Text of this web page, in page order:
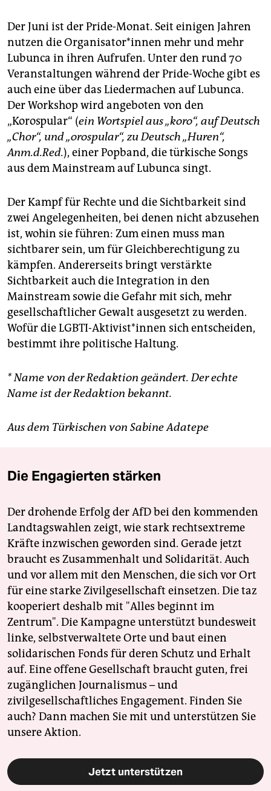
Der Juni ist der Pride-Monat. Seit einigen Jahren
nutzen die Organisator*innen mehr und mehr
Lubunca in ihren Aufrufen. Unter den rund 70
Veranstaltungen während der Pride-Woche gibt es
auch eine über das Liedermachen auf Lubunca.
Der Workshop wird angeboten von den
„Korospular“ (ein Wortspiel aus „koro“, auf Deutsch
„Chor“, und „orospular“, zu Deutsch „Huren“,
Anm.d.Red.), einer Popband, die türkische Songs
aus dem Mainstream auf Lubunca singt.
Der Kampf für Rechte und die Sichtbarkeit sind
zwei Angelegenheiten, bei denen nicht abzusehen
ist, wohin sie führen: Zum einen muss man
sichtbarer sein, um für Gleichberechtigung zu
kämpfen. Andererseits bringt verstärkte
Sichtbarkeit auch die Integration in den
Mainstream sowie die Gefahr mit sich, mehr
gesellschaftlicher Gewalt ausgesetzt zu werden.
Wofür die LGBTI-Aktivist*innen sich entscheiden,
bestimmt ihre politische Haltung.
* Name von der Redaktion geändert. Der echte
Name ist der Redaktion bekannt.
Aus dem Türkischen von Sabine Adatepe
Die Engagierten stärken
Der drohende Erfolg der AfD bei den kommenden
Landtagswahlen zeigt, wie stark rechtsextreme
Kräfte inzwischen geworden sind. Gerade jetzt
braucht es Zusammenhalt und Solidarität. Auch
und vor allem mit den Menschen, die sich vor Ort
für eine starke Zivilgesellschaft einsetzen. Die taz
kooperiert deshalb mit "Alles beginnt im
Zentrum". Die Kampagne unterstützt bundesweit
linke, selbstverwaltete Orte und baut einen
solidarischen Fonds für deren Schutz und Erhalt
auf. Eine offene Gesellschaft braucht guten, frei
zugänglichen Journalismus – und
zivilgesellschaftliches Engagement. Finden Sie
auch? Dann machen Sie mit und unterstützen Sie
unsere Aktion.
Jetzt unterstützen